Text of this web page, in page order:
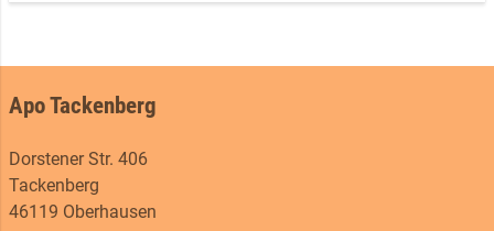
Apo Tackenberg
Dorstener Str. 406
Tackenberg
46119 Oberhausen